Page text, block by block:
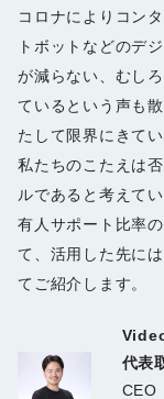
コロナによりコン
トボットなどのデ
が減らない、むし
ているという声も
たして限界にきて
私たちのこたえは
ルであると考えて
有人サポート比率
て、活用した先に
てご紹介します。
代表
CEO